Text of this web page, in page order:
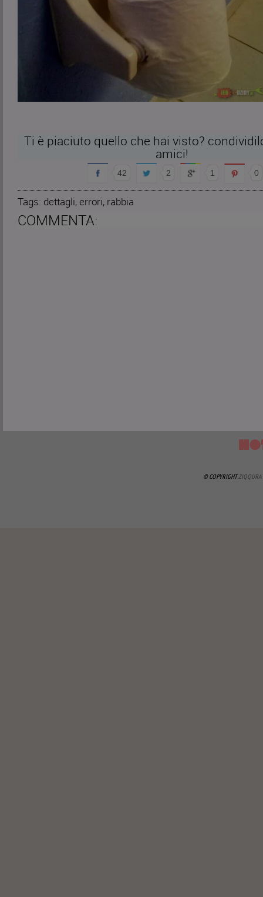
Ti è piaciuto quello che hai visto?
amici!
42 2 1 0
Tags: dettagli, errori, rabbia
COMMENTA:
© COPYRIGHT